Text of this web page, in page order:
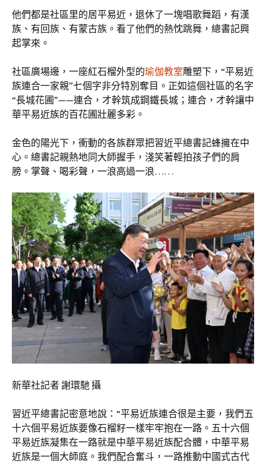
他們都是社區里的居平易近，退休了一塊唱歌舞蹈，有漢
族、有回族、有蒙古族。看了他們的熱忱跳舞，總書記興
起掌來。
社區廣場邊，一座紅石榴外型的瑜伽教室雕塑下，“平易近
族連合一家親”七個字非分特別奪目。正如這個社區的名字
“長城花圃”——連合，才幹筑成鋼鐵長城；連合，才幹讓中
華平易近族的百花圃壯麗多彩。
金色的陽光下，衝動的各族群眾把習近平總書記蜂擁在中
心。總書記親熱地同大師握手，淺笑著輕拍孩子們的肩
膀。掌聲、喝彩聲，一浪高過一浪……
新華社記者 謝環馳 攝
習近平總書記密意地說：“平易近族連合很是主要，我們五
十六個平易近族要像石榴籽一樣牢牢抱在一路。五十六個
平易近族凝集在一路就是中華平易近族配合體，中華平易
近族是一個大師庭。我們配合奮斗，一路推動中國式古代